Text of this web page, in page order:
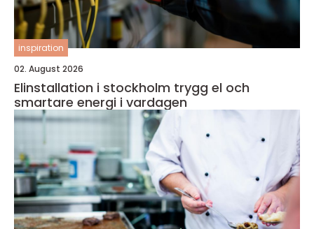
inspiration
02. August 2026
Elinstallation i stockholm trygg el och
smartare energi i vardagen